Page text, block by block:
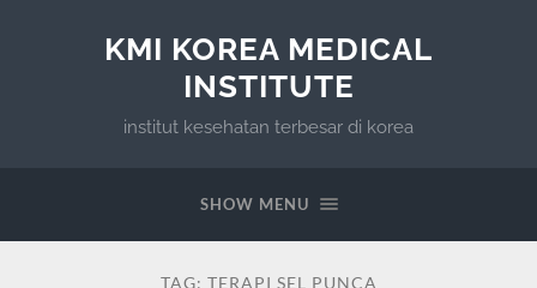
KMI KOREA MEDICAL
INSTITUTE
institut kesehatan terbesar di korea
SHOW MENU
TAG: TERAPI SEL PUNCA